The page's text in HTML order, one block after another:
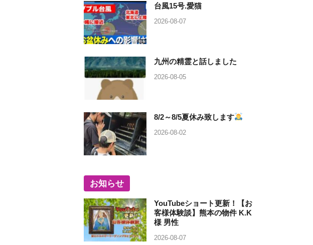
台風15号.愛猫
2026-08-07
九州の精霊と話しました
2026-08-05
8/2～8/5夏休み致します
2026-08-02
お知らせ
YouTubeショート更新！【お
客様体験談】熊本の物件 K.K
様 男性
2026-08-07